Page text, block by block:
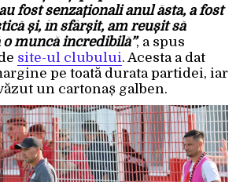
fost senzaționali anul ăsta, a fost
și, în sfârșit, am reușit să
muncă incredibilă”, a spus
site-ul clubului. Acesta a dat
pe toată durata partidei, iar
un cartonaș galben.